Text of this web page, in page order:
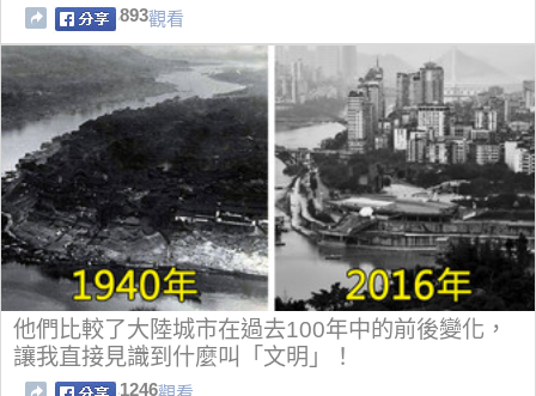
893觀看
他們比較了大陸城市在過去100年中的前後變化，
讓我直接見識到什麼叫「文明」！
1246